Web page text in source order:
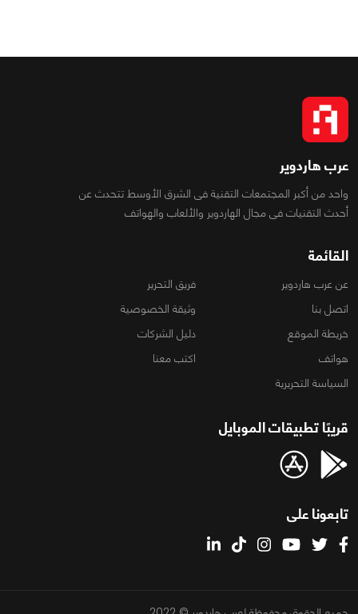
عرب هاردوير
واحد من أكبر المجتمعات التقنية فى الشرق الأوسط تتحدث عن
أحدث التقنيات فى مجال الهاردوير والألعاب والهواتف
القائمة
عن عرب هاردوير
فريق التحرير
اتصل بنا
وثيقة الخصوصية
خريطة الموقع
دليل الشركات
هواتف
اكتب معنا
السياسة التحريرية
قريبًا تطبيقات الموبايل
تابعونا على